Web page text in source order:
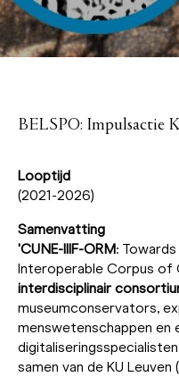
BELSPO: Impulsactie
Looptijd
(2021-2026)
Samenvatting
'CUNE-IIIF-ORM:
Interoperable Corpus of
interdisciplinair
museumconservators,
menswetenschappen en
samen van de KU Leuven